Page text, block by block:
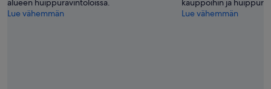
Lue vähemmän
Lue vähemmän